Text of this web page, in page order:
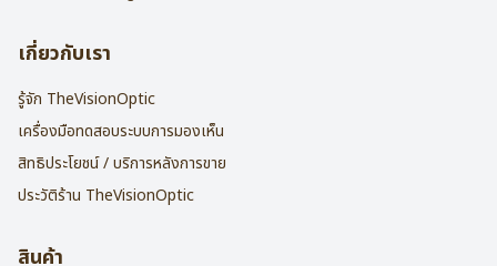
เกี่ยวกับเรา
รู้จัก TheVisionOptic
เครื่องมือทดสอบระบบการมองเห็น
สิทธิประโยชน์ / บริการหลังการขาย
ประวัติร้าน TheVisionOptic
สินค้า